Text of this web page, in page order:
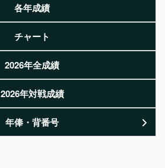
各年成績
チャート
2026年全成績
2026年対戦成績
年俸・背番号